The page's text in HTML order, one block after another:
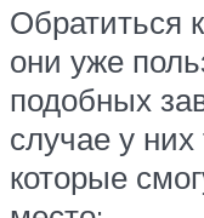
Обратиться
они уже
подобных
случае у
которые